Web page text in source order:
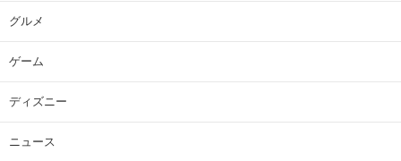
グルメ
ゲーム
ディズニー
ニュース